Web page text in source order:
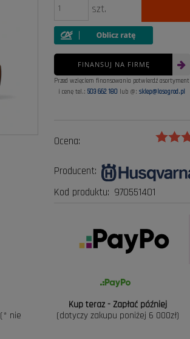
szt.
FINANSUJ NA FIRMĘ
Przed wzięciem finansowania potwierdź asortyment
i cenę tel.: 503 662 180lub @: sklep@lasogrod.pl
Ocena:
Producent:
Kod produktu: 970551401
nie
Kup teraz - Zapłać później
(dotyczy zakupu poniżej 6 000zł)